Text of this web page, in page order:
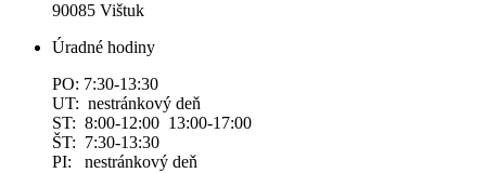
90085 Vištuk
Úradné hodiny
PO: 7:30-13:30
UT: nestránkový deň
ST: 8:00-12:00 13:00-17:00
ŠT: 7:30-13:30
PI: nestránkový deň